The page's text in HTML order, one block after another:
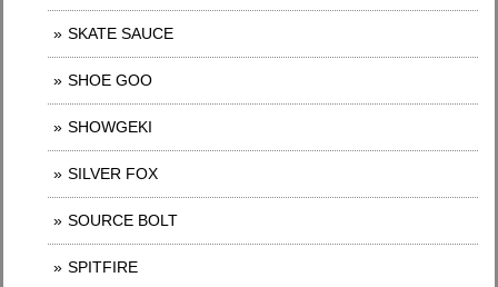
SKATE SAUCE
SHOE GOO
SHOWGEKI
SILVER FOX
SOURCE BOLT
SPITFIRE